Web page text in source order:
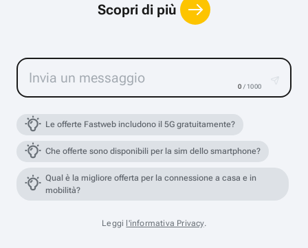
Scopri di più
0 / 1000
Le offerte Fastweb includono il 5G gratuitamente?
Che offerte sono disponibili per la sim dello smartphone?
Qual è la migliore offerta per la connessione a casa e in
mobilità?
Leggi l'informativa Privacy.